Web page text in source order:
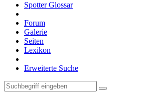
Spotter Glossar
Forum
Galerie
Seiten
Lexikon
Erweiterte Suche